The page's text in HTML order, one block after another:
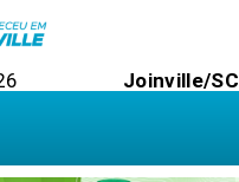
Joinville/SC